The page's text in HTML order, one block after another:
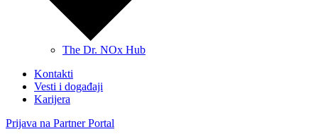
The Dr. NOx Hub
Kontakti
Vesti i događaji
Karijera
Prijava na Partner Portal